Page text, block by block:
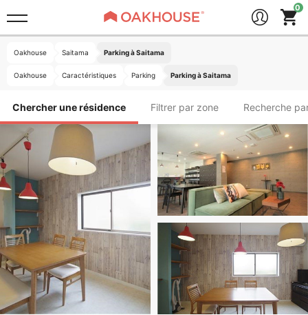
Oakhouse Saitama Parking à Saitama
Oakhouse Caractéristiques Parking Parking à Saitama
Chercher une résidence Filtrer par zone Recherche